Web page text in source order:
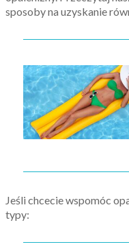
sposoby na uzyskanie
Jeśli chcecie wspomóc
typy: